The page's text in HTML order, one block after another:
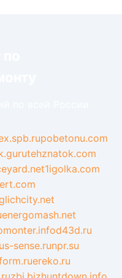
pobetonu.com
tehznatok.com
1igolka.com
energomash.net
d43d.ru
sense.runpr.su
ereko.ru